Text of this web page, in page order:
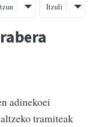
Itzuli
adinekoei
tramiteak